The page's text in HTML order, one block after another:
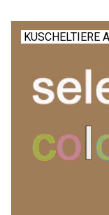
KUSCHELTIERE